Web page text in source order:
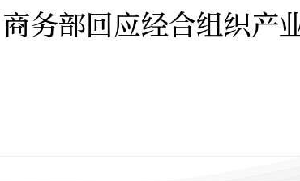
务部回应经合组织产